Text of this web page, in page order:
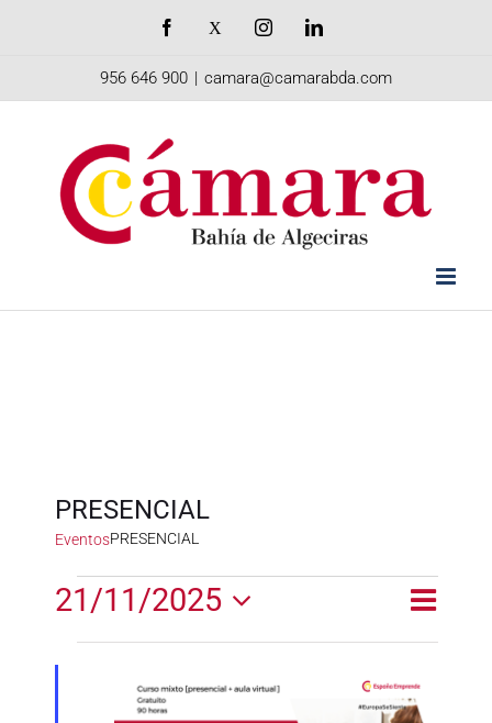
Facebook InstagramLinkedIn
956 646 900 | camara@camarabda.com
PRESENCIAL
EventosPRESENCIAL
Eventos
en
noviembre
vistas
de
Día
21/11/2025
Selecciona
la
fecha.